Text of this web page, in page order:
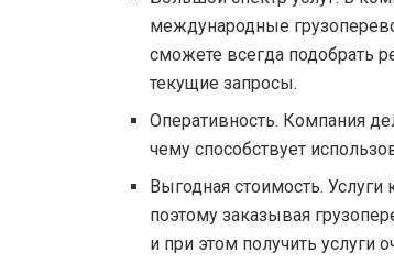
международные
сможете всегда подобрать
текущие запросы.
Оперативность. Компания
чему способствует
Выгодная стоимость.
поэтому заказывая
и при этом получить услуги